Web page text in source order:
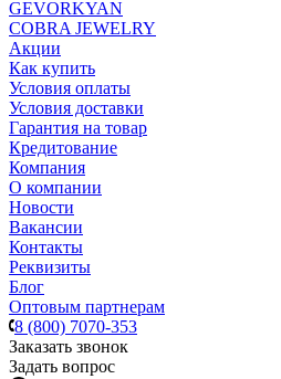
GEVORKYAN
COBRA JEWELRY
Акции
Как купить
Условия оплаты
Условия доставки
Гарантия на товар
Кредитование
Компания
О компании
Новости
Вакансии
Контакты
Реквизиты
Блог
Оптовым партнерам
8 (800) 7070-353
Заказать звонок
Задать вопрос